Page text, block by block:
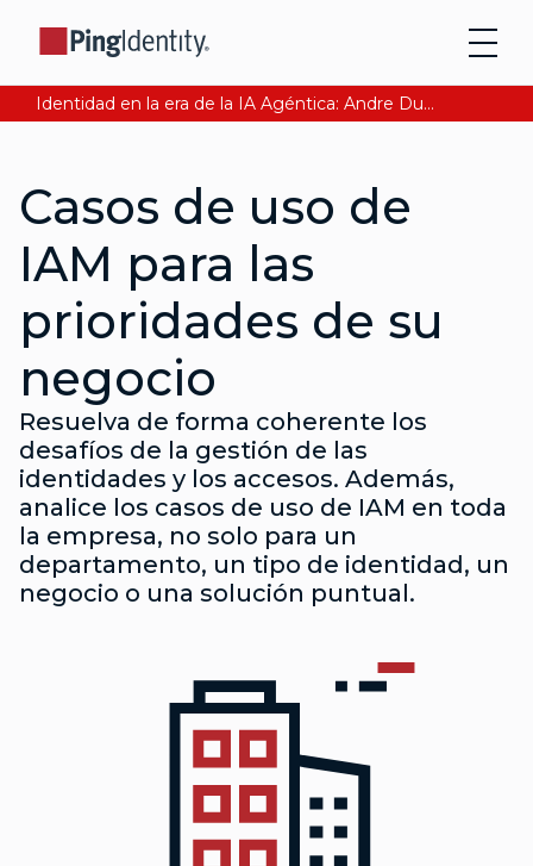
Identidad en la era de la IA Agéntica: Andre Durand explica cómo asegurar la confianza digital. Lee Ahora
Casos de uso de
IAM para las
prioridades de su
negocio
Resuelva de forma coherente los
desafíos de la gestión de las
identidades y los accesos. Además,
analice los casos de uso de IAM en toda
la empresa, no solo para un
departamento, un tipo de identidad, un
negocio o una solución puntual.